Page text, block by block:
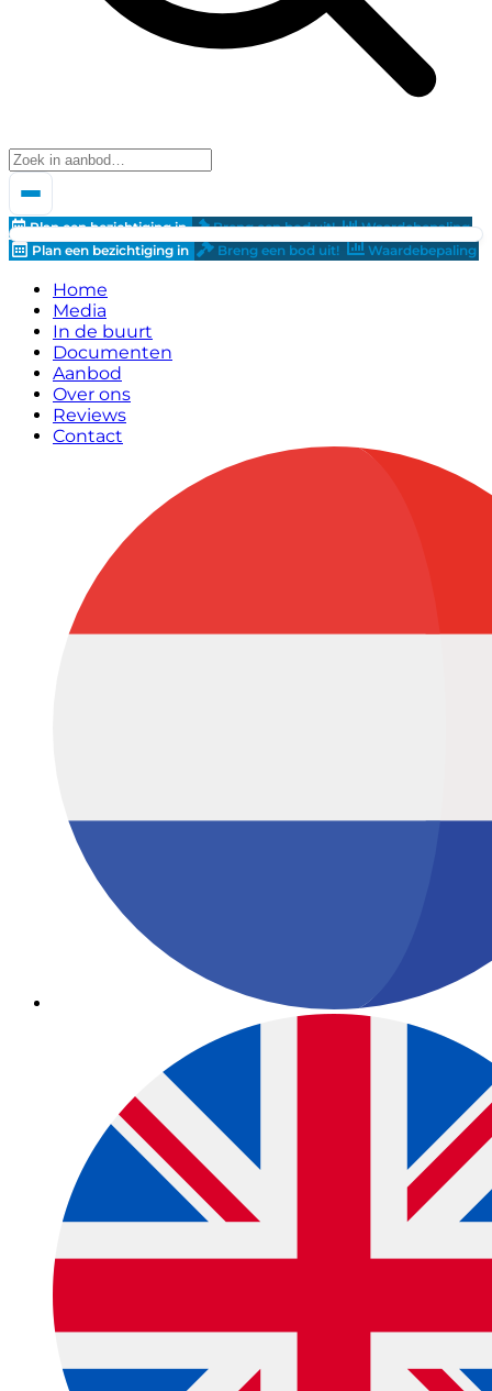
Plan een bezichtiging in Breng een bod uit!
Waardebepaling
Plan een bezichtiging in
Breng een bod uit! Waardebepaling
Home
Media
In de buurt
Documenten
Aanbod
Over ons
Reviews
Contact